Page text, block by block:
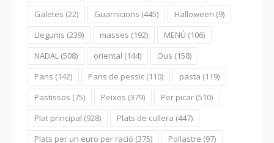
Galetes (22) Guarnicions (445) Halloween (9)
Llegums (239) masses (192) MENÚ (106)
NADAL (508) oriental (144) Ous (158)
Pans (142) Pans de pessic (110) pasta (119)
Pastissos (75) Peixos (379) Per picar (510)
Plat principal (928) Plats de cullera (447)
Plats per un euro per ració (375) Pollastre (97)